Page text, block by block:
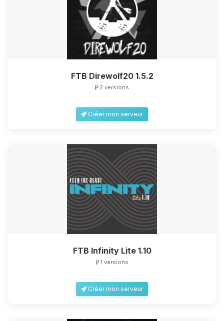
FTB Direwolf20 1.5.2
2 versions
Créer mon serveur
FTB Infinity Lite 1.10
1 versions
Créer mon serveur